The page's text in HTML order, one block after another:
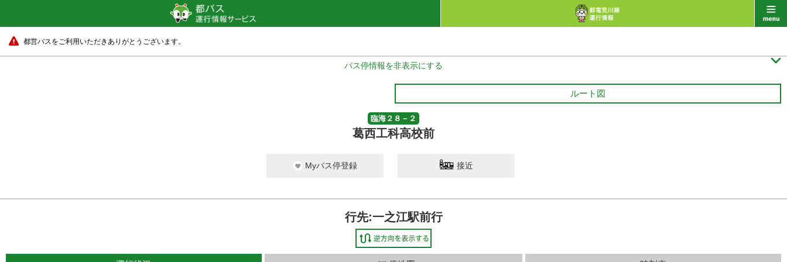
都営バスをご利用いただきありがとうございます。
バス停情報を非表示にする 
ルート図
臨海２８－２
葛西工科高校前
Myバス停登録 接近
行先:一之江駅前行